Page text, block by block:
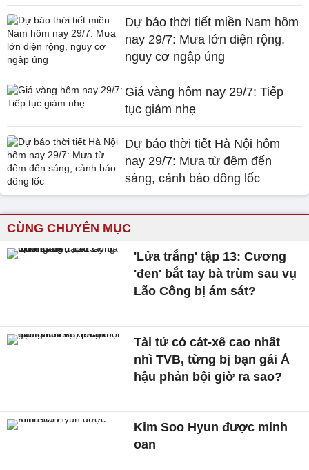
Dự báo thời tiết miền Nam hôm
nay 29/7: Mưa lớn diện rộng,
nguy cơ ngập úng
Giá vàng hôm nay 29/7: Tiếp
tục giảm nhẹ
Dự báo thời tiết Hà Nội hôm
nay 29/7: Mưa từ đêm đến
sáng, cảnh báo dông lốc
CÙNG CHUYÊN MỤC
'Lửa trắng' tập 13: Cương
'đen' bắt tay bà trùm sau vụ
Lão Công bị ám sát?
Tài tử có cát-xê cao nhất
nhì TVB, từng bị bạn gái Á
hậu phản bội giờ ra sao?
Kim Soo Hyun được minh
oan